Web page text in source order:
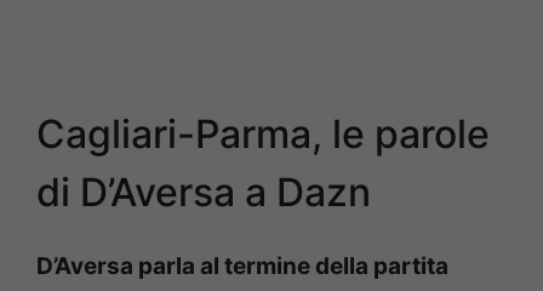
Cagliari-Parma, le parole
di D’Aversa a Dazn
D’Aversa parla al termine della partita